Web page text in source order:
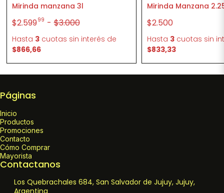
Mirinda manzana 3l
$2.59999 - $3.000
Hasta 3cuotas sin interés de
$866,66
Mirinda Manzana
$2.500
Hasta 3 cuotas sin
$833,33
Páginas
Inicio
Productos
Promociones
Contacto
Cómo Comprar
Mayorista
Contactanos
Los Quebrachales 684, San Salvador de Jujuy, Jujuy,
Argentina